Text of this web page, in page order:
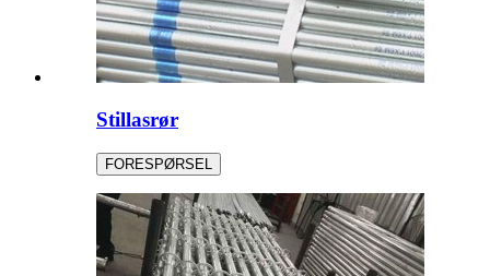
Stillasrør
FORESPØRSEL